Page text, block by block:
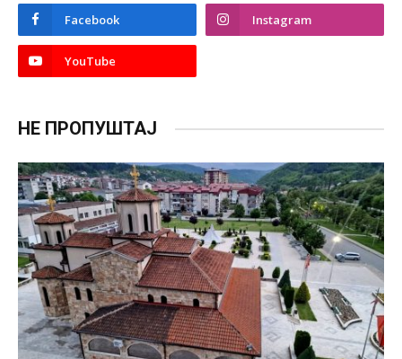
Facebook Instagram
YouTube
НЕ ПРОПУШТАЈ